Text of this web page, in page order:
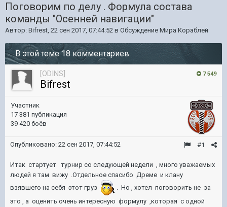
Поговорим по делу . Формула состава
команды "Осенней навигации"
Автор: Bifrest, 22 сен 2017, 07:44:52 в Обсуждение Мира Кораблей
В этой теме 18 комментариев
7 549
[ODINS]
Bifrest
Участник
17 381 публикация
39 420 боёв
#1
Опубликовано: 22 сен 2017, 07:44:52
Итак стартует турнир со следующей недели , много уважаемых
людей я там вижу .Отдельное спасибо Дреме и клану
взявшего на себя этот груз
. Но , хотел поговорить не за
это , а оценить очень интересную формулу ,которая с одной